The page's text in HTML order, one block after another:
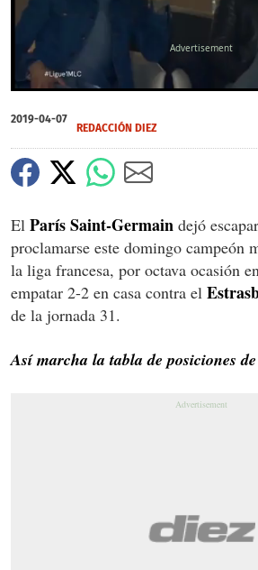
seconds
of
seconds
2019-04-07
REDACCIÓN DIEZ
El París Saint-Germain dejó
proclamarse este domingo campeón
la liga francesa, por octava ocasión
empatar 2-2 en casa contra el
de la jornada 31.
Así marcha la tabla de posiciones